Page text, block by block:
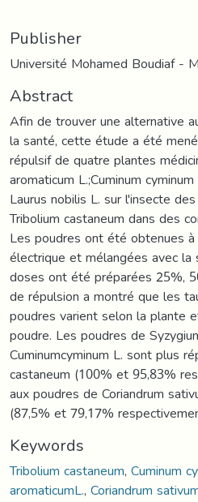
Publisher
Université Mohamed Boudiaf -
Abstract
Afin de trouver une alternative
la santé, cette étude a été
répulsif de quatre plantes
aromaticum L.;Cuminum
Laurus nobilis L. sur l'insecte
Tribolium castaneum dans des
Les poudres ont été obtenues
électrique et mélangées avec
doses ont été préparées 25%,
de répulsion a montré que les
poudres varient selon la plante
poudre. Les poudres de
Cuminumcyminum L. sont plus
castaneum (100% et 95,83%
aux poudres de Coriandrum
(87,5% et 79,17%
Keywords
Tribolium castaneum,Cuminum
aromaticumL.,Coriandrum